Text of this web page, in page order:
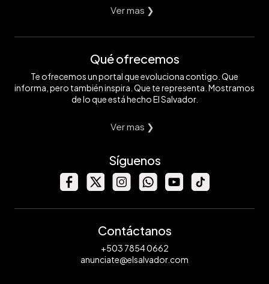
Ver mas ❯
Qué ofrecemos
Te ofrecemos un portal que evoluciona contigo. Que
informa, pero también inspira. Que te representa. Mostramos
de lo que está hecho El Salvador.
Ver mas ❯
Síguenos
Contáctanos
+503 7854 0662
anunciate@elsalvador.com